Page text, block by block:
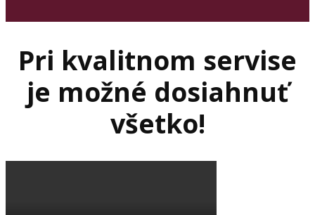
Pri kvalitnom servise
je možné dosiahnuť
všetko!